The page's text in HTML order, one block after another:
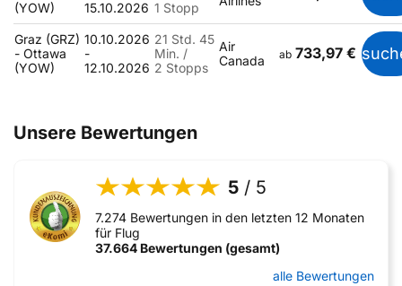
(YOW)
15.10.2026 1 Stopp
Graz (GRZ)
- Ottawa
(YOW)
10.10.2026
-
12.10.2026
21 Std. 45
Min. /
2 Stopps
Air
Canada
ab 733,97 €
Unsere Bewertungen
5 / 5
7.274 Bewertungen in den letzten 12 Monaten
für Flug
37.664 Bewertungen (gesamt)
alle Bewertungen